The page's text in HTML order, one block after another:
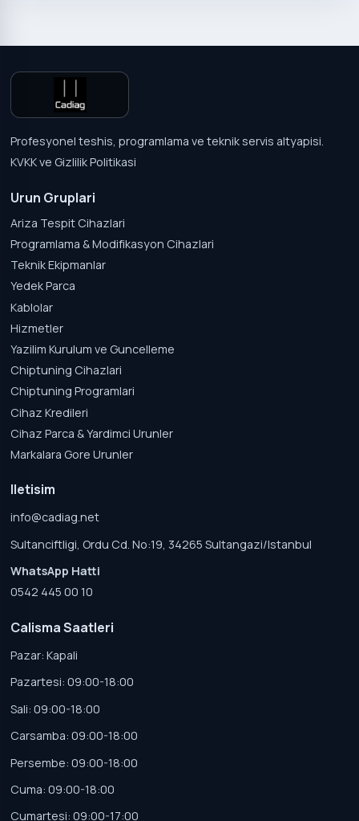
Profesyonel teshis, programlama ve teknik servis altyapisi.
KVKK ve Gizlilik Politikasi
Urun Gruplari
Ariza Tespit Cihazlari
Programlama & Modifikasyon Cihazlari
Teknik Ekipmanlar
Yedek Parca
Kablolar
Hizmetler
Yazilim Kurulum ve Guncelleme
Chiptuning Cihazlari
Chiptuning Programlari
Cihaz Kredileri
Cihaz Parca & Yardimci Urunler
Markalara Gore Urunler
Iletisim
info@cadiag.net
Sultanciftligi, Ordu Cd. No:19, 34265 Sultangazi/Istanbul
WhatsApp Hatti
0542 445 00 10
Calisma Saatleri
Pazar: Kapali
Pazartesi: 09:00-18:00
Sali: 09:00-18:00
Carsamba: 09:00-18:00
Persembe: 09:00-18:00
Cuma: 09:00-18:00
Cumartesi: 09:00-17:00